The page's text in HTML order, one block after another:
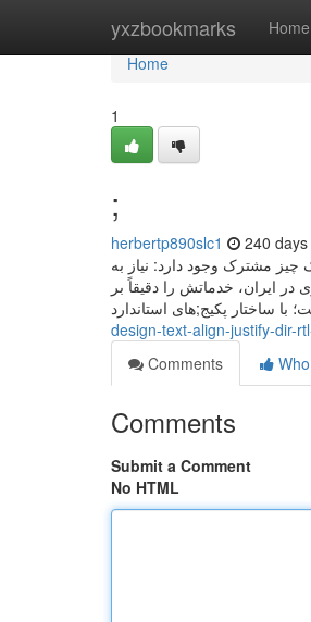
yxzbookmarks Home
Home
Home
1
;
herbertp890slc1 240
مشترک وجود دارد: نیاز به
ایران، خدماتش را دقیقاً بر
Comments
Comments
Submit a Comment
No HTML